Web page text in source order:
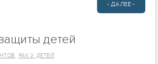
- ДАЛЕЕ -
детей
, РАК У ДЕТЕЙ